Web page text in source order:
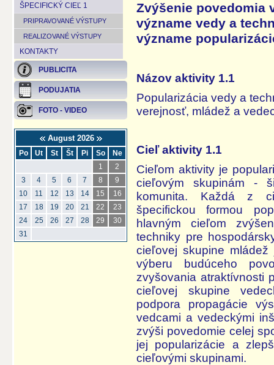
ŠPECIFICKÝ CIEĽ 1
PRIPRAVOVANÉ VÝSTUPY
REALIZOVANÉ VÝSTUPY
KONTAKTY
PUBLICITA
PODUJATIA
FOTO - VIDEO
August 2026
Po Ut St Št Pi So
Ne
1
2
3
4 5 6 7 8
9
10
11 12 13 14 15
16
17
18 19 20 21 22
23
24
25 26 27 28 29
30
31
Zvýšenie povedomia
význame vedy a
význame
Názov aktivity 1.1
Popularizácia vedy a
verejnosť, mládež a
Cieľ aktivity 1.1
Cieľom aktivity je
cieľovým skupinám -
komunita. Každá z
špecifickou formou
hlavným cieľom
techniky pre
cieľovej skupine
výberu budúceho
zvyšovania atraktívnosti
cieľovej skupine
podpora propagácie
vedcami a vedeckými
zvýši povedomie celej
jej popularizácie a
cieľovými skupinami.